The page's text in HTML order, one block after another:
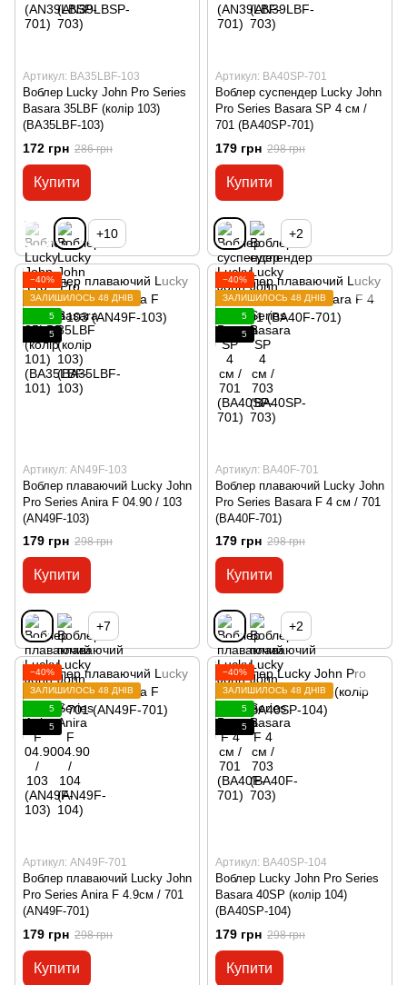
Артикул: BA35LBF-103
Воблер Lucky John Pro Series
Basara 35LBF (колір 103)
(BA35LBF-103)
172 грн 286 грн
Купити
+10
Артикул: BA40SP-701
Воблер суспендер Lucky John
Pro Series Basara SP 4 см /
701 (BA40SP-701)
179 грн 298 грн
Купити
+2
−40%
ЗАЛИШИЛОСЬ 48 ДНІВ
5
5
Артикул: AN49F-103
Воблер плаваючий Lucky John
Pro Series Anira F 04.90 / 103
(AN49F-103)
179 грн 298 грн
Купити
+7
−40%
ЗАЛИШИЛОСЬ 48 ДНІВ
5
5
Артикул: BA40F-701
Воблер плаваючий Lucky John
Pro Series Basara F 4 см / 701
(BA40F-701)
179 грн 298 грн
Купити
+2
−40%
ЗАЛИШИЛОСЬ 48 ДНІВ
5
5
Артикул: AN49F-701
Воблер плаваючий Lucky John
Pro Series Anira F 4.9см / 701
(AN49F-701)
179 грн 298 грн
Купити
−40%
ЗАЛИШИЛОСЬ 48 ДНІВ
5
5
Артикул: BA40SP-104
Воблер Lucky John Pro Series
Basara 40SP (колір 104)
(BA40SP-104)
179 грн 298 грн
Купити